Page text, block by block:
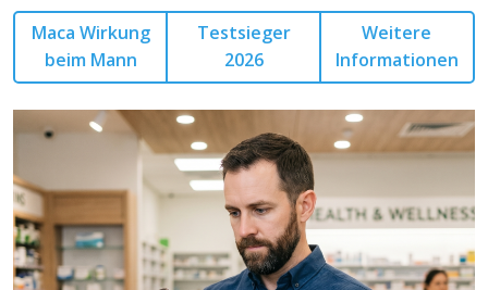
Maca Wirkung
beim Mann
Testsieger
2026
Weitere
Informationen